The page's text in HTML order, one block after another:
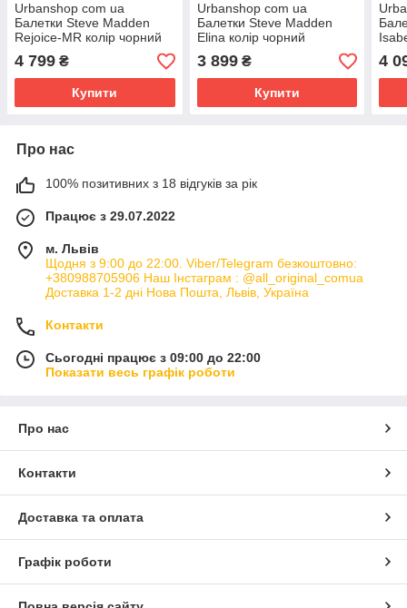
Urbanshop com ua
Балетки Steve Madden
Rejoice-MR колір чорний
SM11003560 РОЗМІРИ
ЗАПИТУЙТЕ
4 799 ₴
Купити
Urbanshop com ua
Балетки Steve Madden
Elina колір чорний
SM11002811 РОЗМІРИ
ЗАПИТУЙТЕ
3 899₴
Купити
4
Про нас
100% позитивних з 18 відгуків за рік
Працює з 29.07.2022
м. Львів
Щодня з 9:00 до 22:00. Viber/Telegram безкоштовно:
+380988705906 Наш Інстаграм : @all_original_comua
Доставка 1-2 дні Нова Пошта, Львів, Україна
Контакти
Сьогодні працює з 09:00 до 22:00
Показати весь графік роботи
Про нас
Контакти
Доставка та оплата
Графік роботи